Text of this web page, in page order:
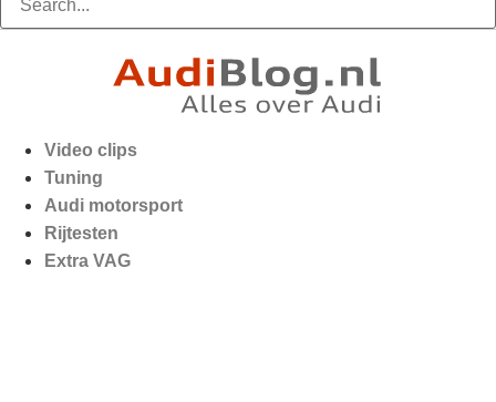
Video clips
Tuning
Audi motorsport
Rijtesten
Extra VAG